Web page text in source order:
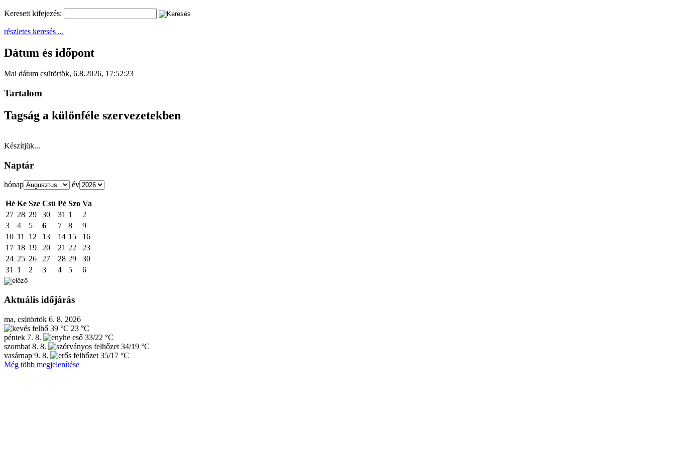
Keresett kifejezés:
részletes keresés ...
Dátum és időpont
Mai dátum csütörtök, 6.8.2026, 17:52:23
Tartalom
Tagság a különféle szervezetekben
Készítjük...
Naptár
hónap év
Hé Ke Sze Csü Pé Szo Va
27 28 29 30 31 1
2
3
4 5 6 7 8
9
10 11 12 13 14 15
16
17 18 19 20 21 22
23
24 25 26 27 28 29
30
31 1 2 3 4 5 6
Aktuális időjárás
ma, csütörtök 6. 8. 2026
39 °C 23 °C
péntek 7. 8.
33/22 °C
szombat 8. 8.
34/19 °C
vasárnap 9. 8.
35/17 °C
Még több megjelenítése